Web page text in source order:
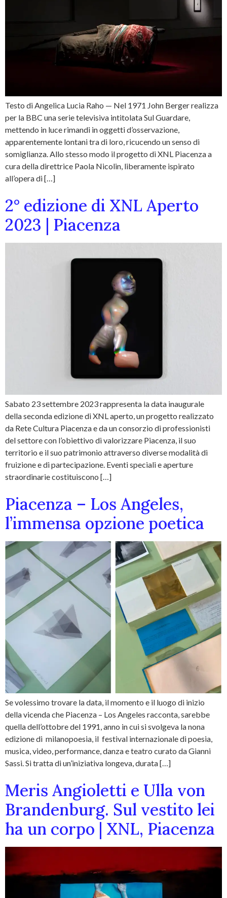
Testo di Angelica Lucia Raho — Nel 1971 John Berger realizza
per la BBC una serie televisiva intitolata Sul Guardare,
mettendo in luce rimandi in oggetti d’osservazione,
apparentemente lontani tra di loro, ricucendo un senso di
somiglianza. Allo stesso modo il progetto di XNL Piacenza a
cura della direttrice Paola Nicolin, liberamente ispirato
all’opera di […]
2° edizione di XNL Aperto
2023 | Piacenza
Sabato 23 settembre 2023 rappresenta la data inaugurale
della seconda edizione di XNL aperto, un progetto realizzato
da Rete Cultura Piacenza e da un consorzio di professionisti
del settore con l’obiettivo di valorizzare Piacenza, il suo
territorio e il suo patrimonio attraverso diverse modalità di
fruizione e di partecipazione. Eventi speciali e aperture
straordinarie costituiscono […]
Piacenza – Los Angeles,
l’immensa opzione poetica
Se volessimo trovare la data, il momento e il luogo di inizio
della vicenda che Piacenza – Los Angeles racconta, sarebbe
quella dell’ottobre del 1991, anno in cui si svolgeva la nona
edizione di milanopoesia, il festival internazionale di poesia,
musica, video, performance, danza e teatro curato da Gianni
Sassi. Si tratta di un’iniziativa longeva, durata […]
Meris Angioletti e Ulla von
Brandenburg. Sul vestito lei
ha un corpo | XNL, Piacenza